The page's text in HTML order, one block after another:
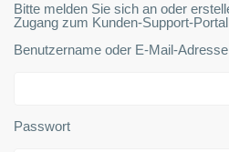
Bitte melden Sie sich an oder
Zugang zum Kunden-Support-
Benutzername oder E-Mail-Adresse
Passwort